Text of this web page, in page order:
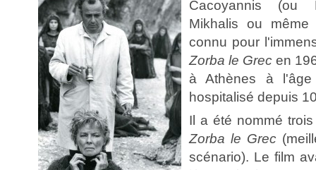
Cacoyannis (ou
Mikhalis ou même
connu pour
Zorba le Grec en
à Athènes à
hospitalisé depuis
Il a été nommé
Zorba le Grec
scénario). Le film